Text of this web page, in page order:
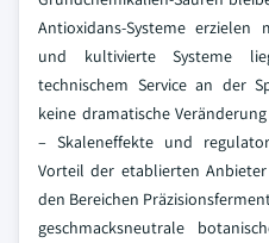
Antioxidans-Systeme erzielen
und kultivierte Systeme
technischem Service an der
keine dramatische
– Skaleneffekte und
Vorteil der etablierten
den Bereichen
geschmacksneutrale